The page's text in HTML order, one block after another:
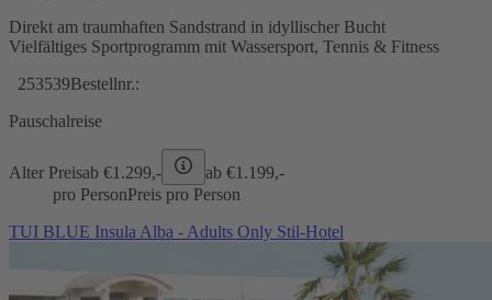
Direkt am traumhaften Sandstrand in idyllischer Bucht
Vielfältiges Sportprogramm mit Wassersport, Tennis & Fitness
253539Bestellnr.:
Pauschalreise
Alter Preisab €1.299,- ab €1.199,-
pro PersonPreis pro Person
TUI BLUE Insula Alba - Adults Only Stil-Hotel